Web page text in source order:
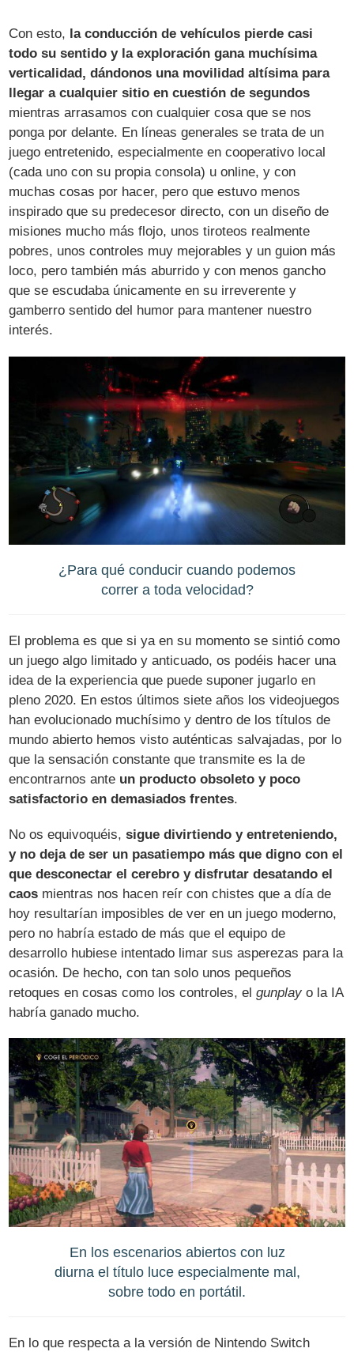
Con esto, la conducción de vehículos pierde casi
todo su sentido y la exploración gana muchísima
verticalidad, dándonos una movilidad altísima para
llegar a cualquier sitio en cuestión de segundos
mientras arrasamos con cualquier cosa que se nos
ponga por delante. En líneas generales se trata de un
juego entretenido, especialmente en cooperativo local
(cada uno con su propia consola) u online, y con
muchas cosas por hacer, pero que estuvo menos
inspirado que su predecesor directo, con un diseño de
misiones mucho más flojo, unos tiroteos realmente
pobres, unos controles muy mejorables y un guion más
loco, pero también más aburrido y con menos gancho
que se escudaba únicamente en su irreverente y
gamberro sentido del humor para mantener nuestro
interés.
¿Para qué conducir cuando podemos
correr a toda velocidad?
El problema es que si ya en su momento se sintió como
un juego algo limitado y anticuado, os podéis hacer una
idea de la experiencia que puede suponer jugarlo en
pleno 2020. En estos últimos siete años los videojuegos
han evolucionado muchísimo y dentro de los títulos de
mundo abierto hemos visto auténticas salvajadas, por lo
que la sensación constante que transmite es la de
encontrarnos ante un producto obsoleto y poco
satisfactorio en demasiados frentes.
No os equivoquéis,sigue divirtiendo y entreteniendo,
y no deja de ser un pasatiempo más que digno con el
que desconectar el cerebro y disfrutar desatando el
caos mientras nos hacen reír con chistes que a día de
hoy resultarían imposibles de ver en un juego moderno,
pero no habría estado de más que el equipo de
desarrollo hubiese intentado limar sus asperezas para la
ocasión. De hecho, con tan solo unos pequeños
retoques en cosas como los controles, elgunplay o la IA
habría ganado mucho.
En los escenarios abiertos con luz
diurna el título luce especialmente mal,
sobre todo en portátil.
En lo que respecta a la versión de Nintendo Switch